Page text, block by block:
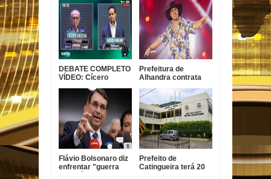
janeiro
indevido de IA
DEBATE COMPLETO
VÍDEO: Cícero
da Ponte do Futuro e
Lucas diz que ex-
prefeito tem
experiência com
obra parada
Prefeitura de
Alhandra contrata
por R$ 750 mil para
show da festa da
padroeira
Flávio Bolsonaro diz
enfrentar "guerra
Prefeito de
Catingueira terá 20